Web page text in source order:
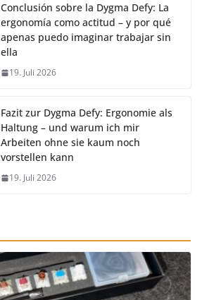
Conclusión sobre la Dygma Defy: La
ergonomía como actitud – y por qué
apenas puedo imaginar trabajar sin
ella
19. Juli 2026
Fazit zur Dygma Defy: Ergonomie als
Haltung – und warum ich mir
Arbeiten ohne sie kaum noch
vorstellen kann
19. Juli 2026